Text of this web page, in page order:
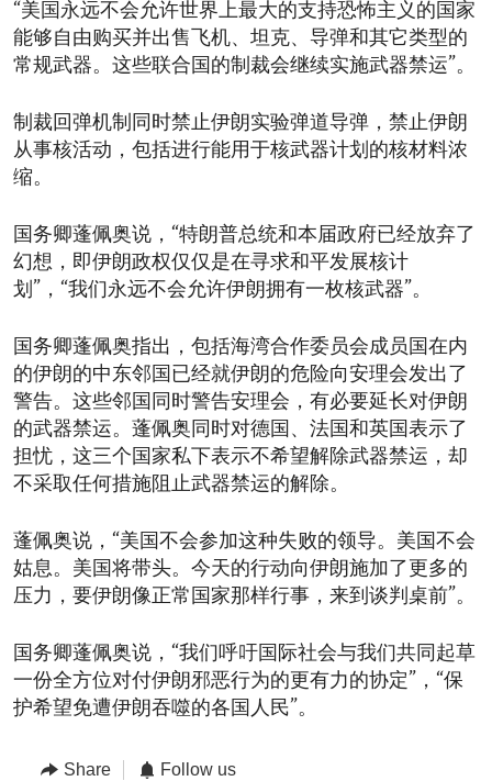
“美国永远不会允许世界上最大的支持恐怖主义的国家
能够自由购买并出售飞机、坦克、导弹和其它类型的
常规武器。这些联合国的制裁会继续实施武器禁运”。
制裁回弹机制同时禁止伊朗实验弹道导弹，禁止伊朗
从事核活动，包括进行能用于核武器计划的核材料浓
缩。
国务卿蓬佩奥说，“特朗普总统和本届政府已经放弃了
幻想，即伊朗政权仅仅是在寻求和平发展核计
划”，“我们永远不会允许伊朗拥有一枚核武器”。
国务卿蓬佩奥指出，包括海湾合作委员会成员国在内
的伊朗的中东邻国已经就伊朗的危险向安理会发出了
警告。这些邻国同时警告安理会，有必要延长对伊朗
的武器禁运。蓬佩奥同时对德国、法国和英国表示了
担忧，这三个国家私下表示不希望解除武器禁运，却
不采取任何措施阻止武器禁运的解除。
蓬佩奥说，“美国不会参加这种失败的领导。美国不会
姑息。美国将带头。今天的行动向伊朗施加了更多的
压力，要伊朗像正常国家那样行事，来到谈判桌前”。
国务卿蓬佩奥说，“我们呼吁国际社会与我们共同起草
一份全方位对付伊朗邪恶行为的更有力的协定”，“保
护希望免遭伊朗吞噬的各国人民”。
Share Follow us